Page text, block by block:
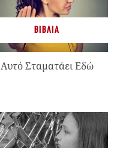
ΒΙΒΛΊΑ
Αυτό Σταματάει Εδώ